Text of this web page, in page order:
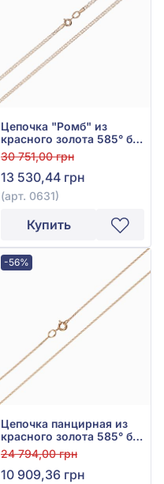
Цепочка "Ромб" из
красного золота 585° без
вставки, арт. 0631
30 751,00 грн
13 530,44 грн
(арт. 0631)
Купить
-56%
Цепочка панцирная из
красного золота 585° без
вставки, арт. 0231
24 794,00 грн
10 909,36 грн